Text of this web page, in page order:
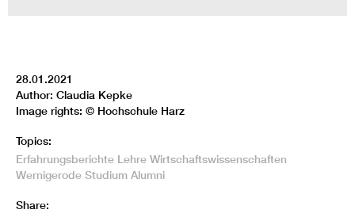
28.01.2021
Author: Claudia Kepke
Image rights: © Hochschule Harz
Topics:
Erfahrungsberichte Lehre Wirtschaftswissenschaften
Wernigerode Studium Alumni
Share: